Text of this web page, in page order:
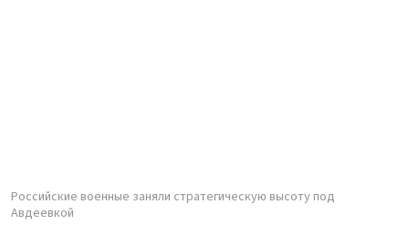
Российские военные заняли стратегическую высоту под
Авдеевкой